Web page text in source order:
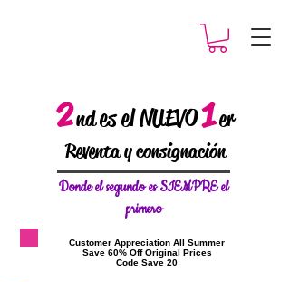
2ndes el NUEVO1er
Reventa y consignación
Donde elsegundo es SIEMPRE el
primero
​Customer Appreciation All Summer
​Save 60% Off Original Prices
​Code Save 20